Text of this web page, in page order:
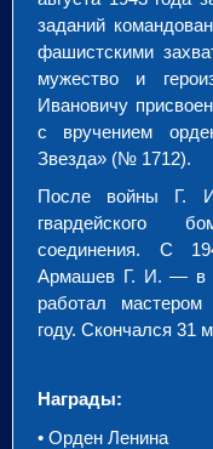
заданий
фашистскими
мужество и
Ивановичу
с вручением
Звезда» (№ 1712).
После войны Г.
гвардейского
соединения. С
Армашев Г. И. — в
работал
году. Скончался 31
Награды:
• Орден Ленина